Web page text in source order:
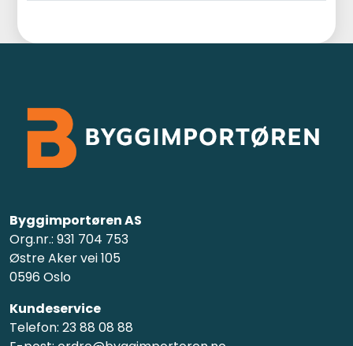
Byggimportøren AS
Org.nr.: 931 704 753
Østre Aker vei 105
0596 Oslo
Kundeservice
Telefon: 23 88 08 88